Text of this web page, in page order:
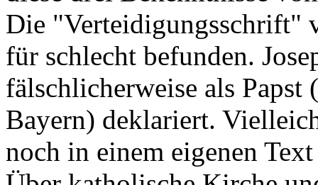
Die "Verteidigungsschrift"
für schlecht befunden.
fälschlicherweise als
Bayern) deklariert.
noch in einem eigenen